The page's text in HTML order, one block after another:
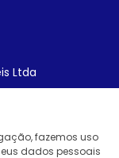
Ltda
fazemos uso
dados pessoais